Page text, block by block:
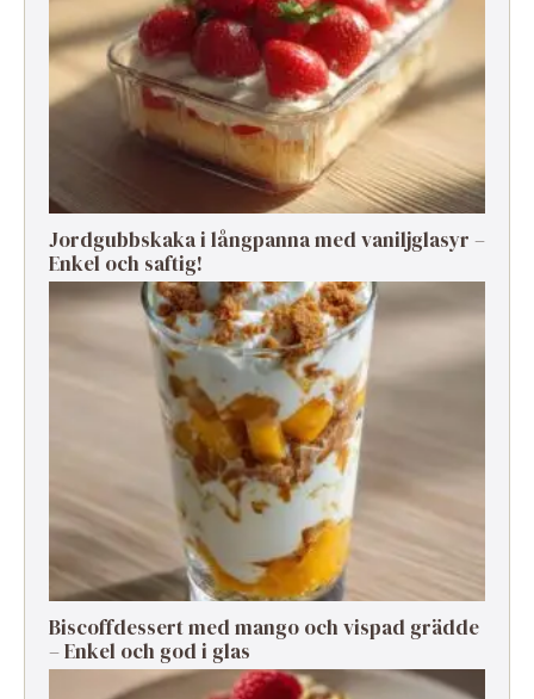
Jordgubbskaka i långpanna med vaniljglasyr –
Enkel och saftig!
Biscoffdessert med mango och vispad grädde
– Enkel och god i glas